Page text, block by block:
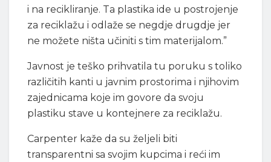
i na recikliranje. Ta plastika ide u postrojenje
za reciklažu i odlaže se negdje drugdje jer
ne možete ništa učiniti s tim materijalom.”
Javnost je teško prihvatila tu poruku s toliko
različitih kanti u javnim prostorima i njihovim
zajednicama koje im govore da svoju
plastiku stave u kontejnere za reciklažu.
Carpenter kaže da su željeli biti
transparentni sa svojim kupcima i reći im